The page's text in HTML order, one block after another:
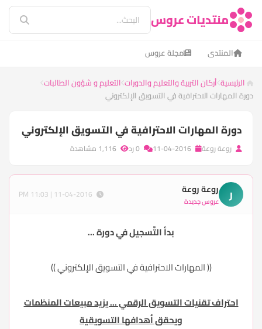
منتديات عروس
المنتدى مجلة عروس
الرئيسية أركان التربية والتعليم والدورات التعليم و شؤون الطالبات
دورة المهارات الاحترافية في التسويق الإلكتروني
دورة المهارات الاحترافية في التسويق الإلكتروني
روعة روعة
ر روعة روعة
عروس جديدة
بدأ التَّسجيل في دورة ...
(( المهارات الاحترافية في التسويق الإلكتروني ))
احتراف تقنيات التسويق الرقمي ... يزيد مبيعات المنظمات
ويحقق أهدافها التسويقية